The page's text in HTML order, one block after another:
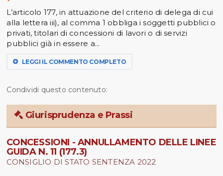
L’articolo 177, in attuazione del criterio di delega di cui
alla lettera iii), al comma 1 obbliga i soggetti pubblici o
privati, titolari di concessioni di lavori o di servizi
pubblici già in essere a...
LEGGI IL COMMENTO COMPLETO
Condividi questo contenuto:
Giurisprudenza e Prassi
CONCESSIONI - ANNULLAMENTO DELLE LINEE
GUIDA N. 11 (177.3)
CONSIGLIO DI STATO SENTENZA 2022